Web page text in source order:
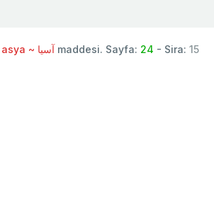
asya ~ آسيا maddesi. Sayfa: 24 - Sira: 15